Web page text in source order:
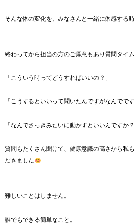
そんな体の変化を、みなさんと一緒に体感する
終わってから担当の方のご厚意もあり質問タイム
「こういう時ってどうすればいいの？」
「こうするといいって聞いたんですがなんでです
「なんでさっきみたいに動かすといいんですか？
質問もたくさん聞けて、健康意識の高さから私
だきました
難しいことはしません。
誰でもできる簡単なこと。